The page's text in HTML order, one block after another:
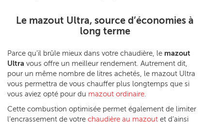
Le mazout Ultra, source d’économies à
long terme
Parce qu’il brûle mieux dans votre chaudière, le mazout
Ultra vous offre un meilleur rendement. Autrement dit,
pour un même nombre de litres achetés, le mazout Ultra
vous permettra de vous chauffer plus longtemps que si
vous aviez opté pour du mazout ordinaire.
Cette combustion optimisée permet également de limiter
l’encrassement de votre chaudière au mazout et d’ainsi